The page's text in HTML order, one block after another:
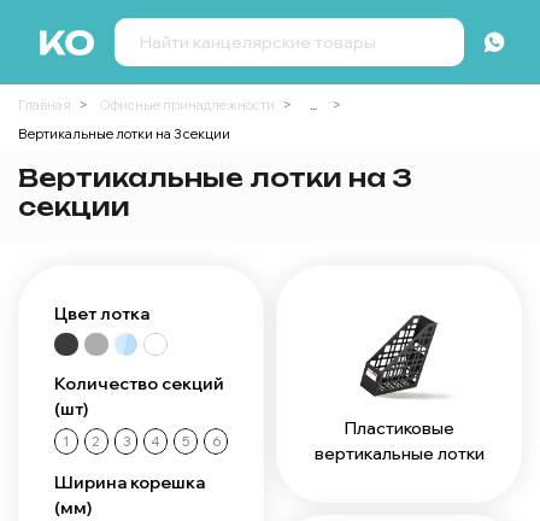
Главная Офисные принадлежности
...
Вертикальные лотки на 3 секции
Вертикальные лотки на 3
секции
Цвет лотка
Количество секций
(шт)
1 2 3 4 5 6
Ширина корешка
(мм)
Пластиковые
вертикальные лотки